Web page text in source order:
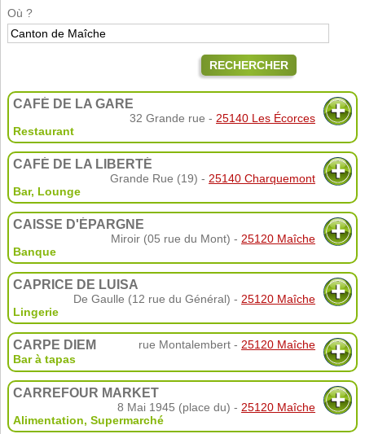
Où ?
RECHERCHER
CAFÉ DE LA GARE
32 Grande rue - 25140 Les Écorces
Restaurant
CAFÉ DE LA LIBERTÉ
Grande Rue (19) - 25140 Charquemont
Bar, Lounge
CAISSE D'ÉPARGNE
Miroir (05 rue du Mont) - 25120 Maîche
Banque
CAPRICE DE LUISA
De Gaulle (12 rue du Général) - 25120 Maîche
Lingerie
CARPE DIEM rue Montalembert - 25120 Maîche
Bar à tapas
CARREFOUR MARKET
8 Mai 1945 (place du) - 25120 Maîche
Alimentation, Supermarché